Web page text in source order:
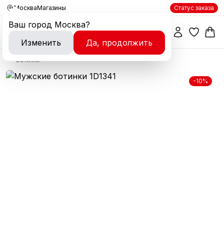
Москва
Ваш город Москва?
Изменить
Да, продолжить
Магазины Статус заказа
Ботинки
-10%